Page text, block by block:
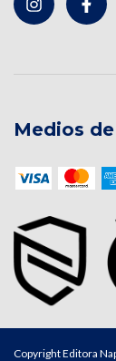
Medios
Copyright Editora